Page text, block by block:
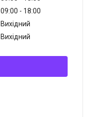
09:00
18:00
Вихідний
Вихідний